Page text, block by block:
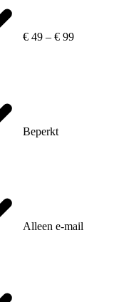
€ 49 – € 99
Beperkt
Alleen e-mail